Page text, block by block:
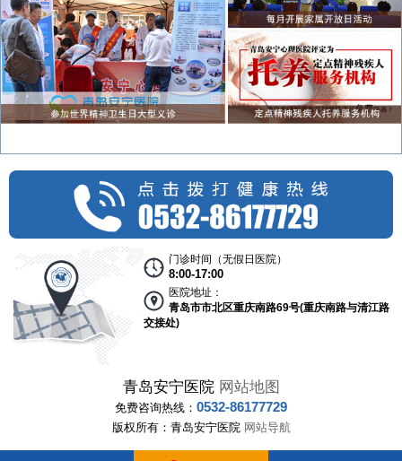
门诊时间（无假日医院）
8:00-17:00
医院地址：
青岛市市北区重庆南路69号(重庆南路与清江路
交接处)
青岛安宁医院 网站地图
免费咨询热线： 0532-86177729
版权所有：青岛安宁医院 网站导航